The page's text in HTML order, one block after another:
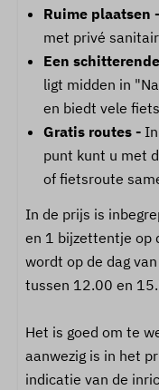
Ruime plaatsen -
met privé
Een
ligt midden in
en biedt vele
Gratis routes -
punt kunt u met
of fietsroute
In de prijs is
en 1 bijzettentje op
wordt op de dag
tussen 12.00 en
Het is goed om te
aanwezig is in het
indicatie van de